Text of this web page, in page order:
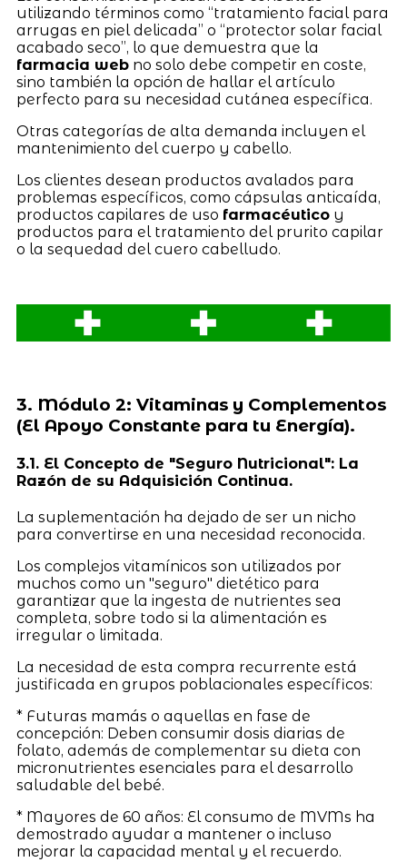
utilizando términos como “tratamiento facial para
arrugas en piel delicada” o “protector solar facial
acabado seco”, lo que demuestra que la
farmacia webno solo debe competir en coste,
sino también la opción de hallar el artículo
perfecto para su necesidad cutánea específica.
Otras categorías de alta demanda incluyen el
mantenimiento del cuerpo y cabello.
Los clientes desean productos avalados para
problemas específicos, como cápsulas anticaída,
productos capilares de uso farmacéuticoy
productos para el tratamiento del prurito capilar
o la sequedad del cuero cabelludo.
3. Módulo 2: Vitaminas y Complementos
(El Apoyo Constante para tu Energía).
3.1. El Concepto de "Seguro Nutricional": La
Razón de su Adquisición Continua.
La suplementación ha dejado de ser un nicho
para convertirse en una necesidad reconocida.
Los complejos vitamínicos son utilizados por
muchos como un "seguro" dietético para
garantizar que la ingesta de nutrientes sea
completa, sobre todo si la alimentación es
irregular o limitada.
La necesidad de esta compra recurrente está
justificada en grupos poblacionales específicos:
* Futuras mamás o aquellas en fase de
concepción: Deben consumir dosis diarias de
folato, además de complementar su dieta con
micronutrientes esenciales para el desarrollo
saludable del bebé.
* Mayores de 60 años: El consumo de MVMs ha
demostrado ayudar a mantener o incluso
mejorar la capacidad mental y el recuerdo.